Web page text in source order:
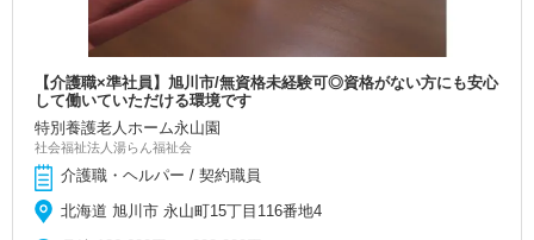
【介護職×準社員】旭川市/無資格未経験可◎資格がない方にも安心
して働いていただける環境です
特別養護老人ホーム永山園
社会福祉法人湯らん福祉会
介護職・ヘルパー / 契約職員
北海道 旭川市 永山町15丁目116番地4